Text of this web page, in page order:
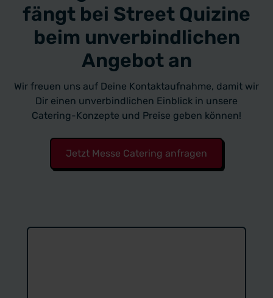
fängt bei Street Quizine
beim unverbindlichen
Angebot an
Wir freuen uns auf Deine Kontaktaufnahme, damit wir
Dir einen unverbindlichen Einblick in unsere
Catering-Konzepte und Preise geben können!
Jetzt Messe Catering anfragen